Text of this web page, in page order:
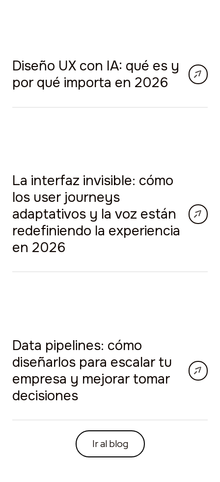
Diseño UX con IA: qué es y
por qué importa en 2026
La interfaz invisible: cómo
los user journeys
adaptativos y la voz están
redefiniendo la experiencia
en 2026
Data pipelines: cómo
diseñarlos para escalar tu
empresa y mejorar tomar
decisiones
Ir al blog